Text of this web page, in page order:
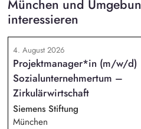
München und
interessieren
4. August 2026
Projektmanager*in (m/w/d)
Sozialunternehmertum –
Zirkulärwirtschaft
Siemens Stiftung
München